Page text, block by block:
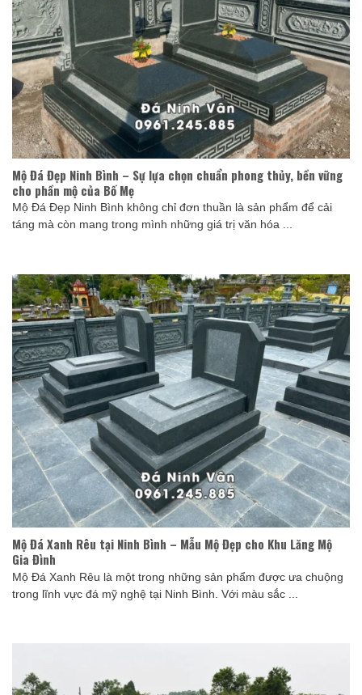
Mộ Đá Đẹp Ninh Bình – Sự lựa chọn chuẩn phong thủy, bền vững
cho phần mộ của Bố Mẹ
Mộ Đá Đẹp Ninh Bình không chỉ đơn thuần là sản phẩm để cải
táng mà còn mang trong mình những giá trị văn hóa ...
Mộ Đá Xanh Rêu tại Ninh Bình – Mẫu Mộ Đẹp cho Khu Lăng Mộ
Gia Đình
Mộ Đá Xanh Rêu là một trong những sản phẩm được ưa chuộng
trong lĩnh vực đá mỹ nghệ tại Ninh Bình. Với màu sắc ...